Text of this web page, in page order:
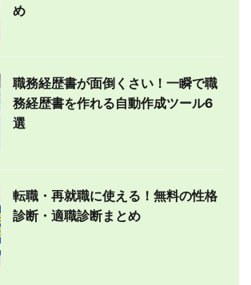
め
職務経歴書が面倒くさい！一瞬で職
務経歴書を作れる自動作成ツール6
選
転職・再就職に使える！無料の性格
診断・適職診断まとめ